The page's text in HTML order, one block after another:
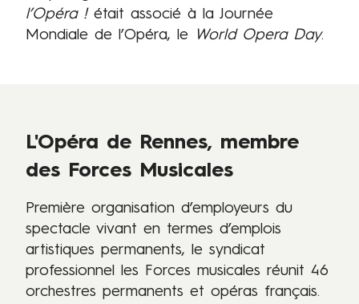
l’Opéra !était associé à la Journée
Mondiale de l’Opéra, le
World Opera Day.
L'Opéra de Rennes, membre
des Forces Musicales
Première organisation d’employeurs du
spectacle vivant en termes d’emplois
artistiques permanents, le syndicat
professionnel les Forces musicales réunit 46
orchestres permanents et opéras français.